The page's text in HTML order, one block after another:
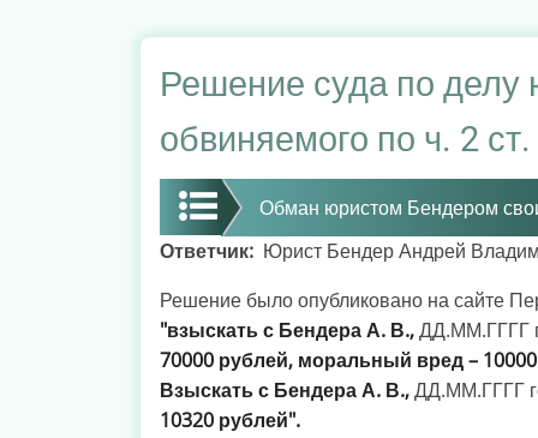
"совершил
мошеннические
действия"
или
просто
мошенник?
Решение суда по делу
обвиняемого по ч. 2
Обман юристом Бендером
Ответчик Юрист Бендер Андрей
Решение было опубликовано на сайте
"взыскать с Бендера А. В.,ДД.ММ.ГГГГ
70000 рублей, моральный вред –
Взыскать с Бендера А. В.,ДД.ММ.ГГГГ
10320 рублей".